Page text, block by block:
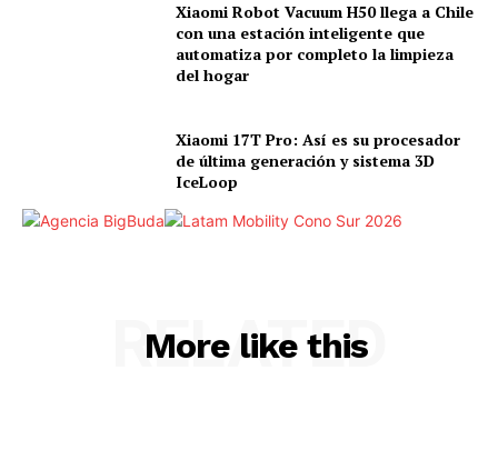
Xiaomi Robot Vacuum H50 llega a Chile
con una estación inteligente que
automatiza por completo la limpieza
del hogar
Xiaomi 17T Pro: Así es su procesador
de última generación y sistema 3D
IceLoop
More like this
RELATED